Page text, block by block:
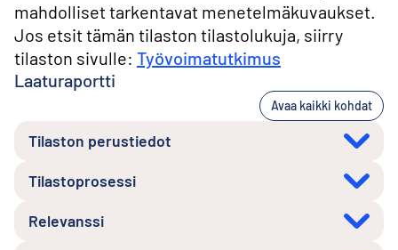
mahdolliset tarkentavat menetelmäkuvaukset.
Jos etsit tämän tilaston tilastolukuja, siirry
tilaston sivulle: Työvoimatutkimus
Laaturaportti
Avaa kaikki kohdat
Tilaston perustiedot
Tilastoprosessi
Relevanssi